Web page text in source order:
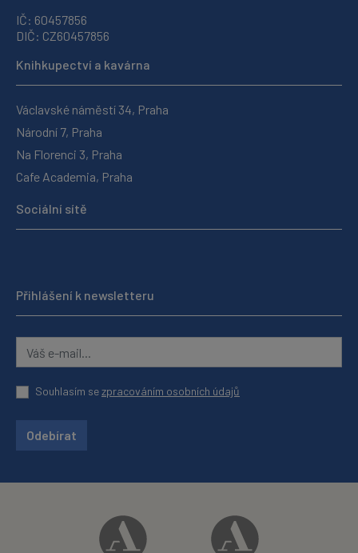
IČ: 60457856
DIČ: CZ60457856
Knihkupectví a kavárna
Václavské náměstí 34, Praha
Národní 7, Praha
Na Florenci 3, Praha
Cafe Academia, Praha
Sociální sítě
Přihlášení k newsletteru
Souhlasím sezpracováním osobních údajů
Odebírat